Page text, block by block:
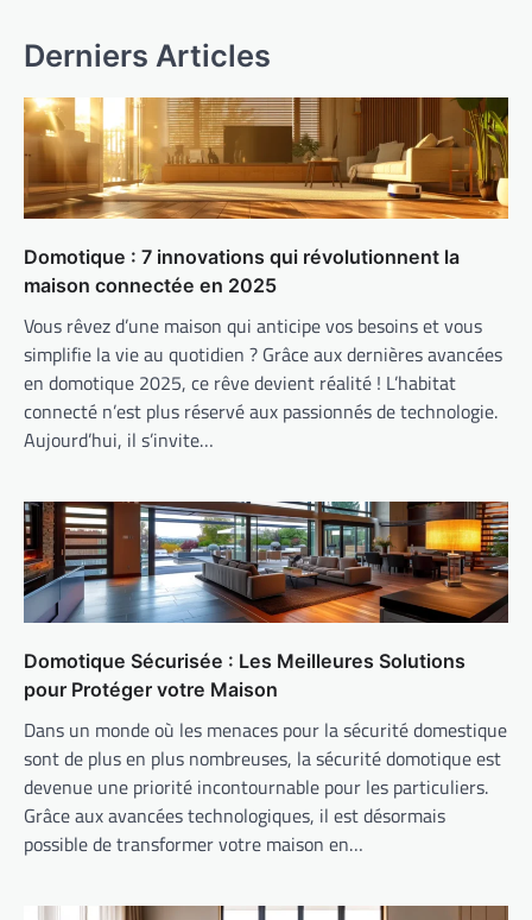
Derniers Articles
Domotique : 7 innovations qui révolutionnent la
maison connectée en 2025
Vous rêvez d’une maison qui anticipe vos besoins et vous
simplifie la vie au quotidien ? Grâce aux dernières avancées
en domotique 2025, ce rêve devient réalité ! L’habitat
connecté n’est plus réservé aux passionnés de technologie.
Aujourd’hui, il s’invite…
Domotique Sécurisée : Les Meilleures Solutions
pour Protéger votre Maison
Dans un monde où les menaces pour la sécurité domestique
sont de plus en plus nombreuses, la sécurité domotique est
devenue une priorité incontournable pour les particuliers.
Grâce aux avancées technologiques, il est désormais
possible de transformer votre maison en…